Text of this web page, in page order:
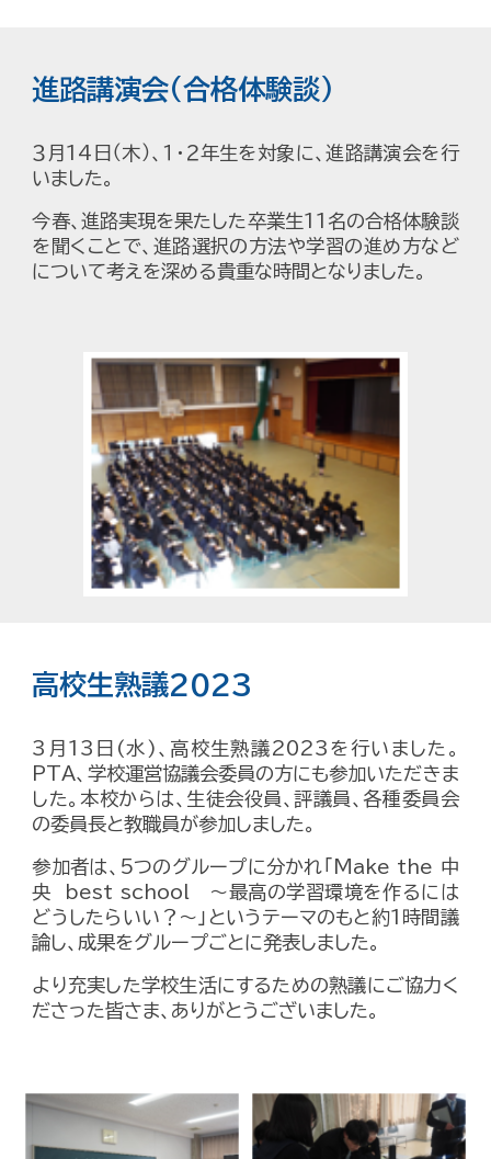
進路講演会（合格体験談）
３月14日（木）、１・２年生を対象に、進路講演会を行
いました。
今春、進路実現を果たした卒業生11名の合格体験談
を聞くことで、進路選択の方法や学習の進め方など
について考えを深める貴重な時間となりました。
高校生熟議2023
3月13日(水)、高校生熟議2023を行いました。
PTA、学校運営協議会委員の方にも参加いただきま
した。本校からは、生徒会役員、評議員、各種委員会
の委員長と教職員が参加しました。
参加者は、5つのグループに分かれ「Make the 中
央 best school ～最高の学習環境を作るには
どうしたらいい？～」というテーマのもと約1時間議
論し、成果をグループごとに発表しました。
より充実した学校生活にするための熟議にご協力く
ださった皆さま、ありがとうございました。